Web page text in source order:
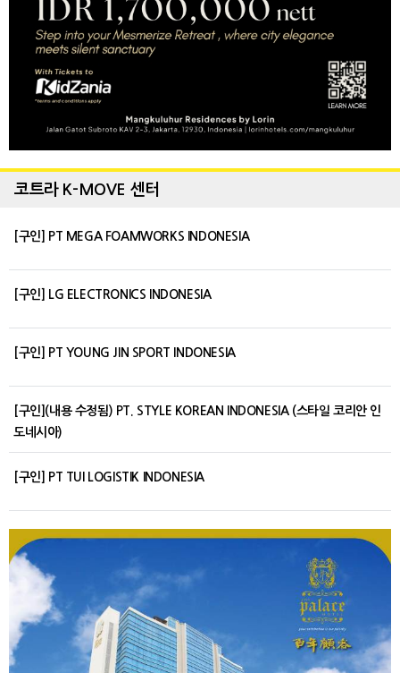
코트라 K-MOVE 센터
[구인] PT MEGA FOAMWORKS INDONESIA
[구인] LG ELECTRONICS INDONESIA
[구인] PT YOUNG JIN SPORT INDONESIA
[구인](내용 수정됨) PT. STYLE KOREAN INDONESIA (스타일 코리안 인
도네시아)
[구인] PT TUI LOGISTIK INDONESIA